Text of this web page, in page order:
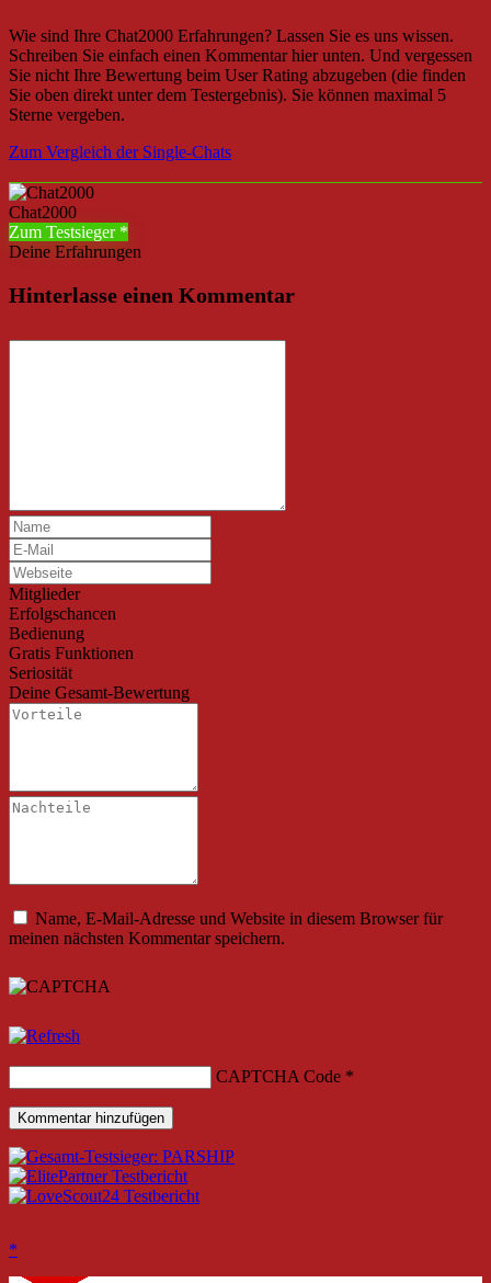
Wie sind Ihre Chat2000 Erfahrungen? Lassen Sie es uns wissen.
Schreiben Sie einfach einen Kommentar hier unten. Und vergessen
Sie nicht Ihre Bewertung beim User Rating abzugeben (die finden
Sie oben direkt unter dem Testergebnis). Sie können maximal 5
Sterne vergeben.
Zum Vergleich der Single-Chats
Chat2000
Zum Testsieger
Deine Erfahrungen
Hinterlasse einen Kommentar
Mitglieder
Erfolgschancen
Bedienung
Gratis Funktionen
Seriosität
Deine Gesamt-Bewertung
Name, E-Mail-Adresse und Website in diesem Browser für
meinen nächsten Kommentar speichern.
CAPTCHA Code *